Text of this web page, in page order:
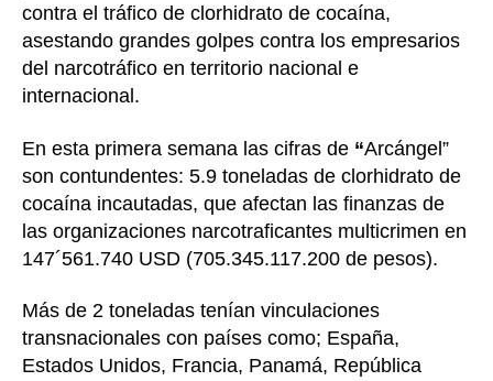
contra el tráfico de clorhidrato de cocaína,
asestando grandes golpes contra los empresarios
del narcotráfico en territorio nacional e
internacional.
En esta primera semana las cifras de “Arcángel”
son contundentes: 5.9 toneladas de clorhidrato de
cocaína incautadas, que afectan las finanzas de
las organizaciones narcotraficantes multicrimen en
147´561.740 USD (705.345.117.200 de pesos).
Más de 2 toneladas tenían vinculaciones
transnacionales con países como; España,
Estados Unidos, Francia, Panamá, República